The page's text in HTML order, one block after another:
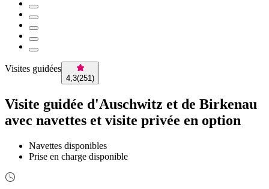
Visites guidées
4,3(251)
Visite guidée d'Auschwitz et de Birkenau
avec navettes et visite privée en option
Navettes disponibles
Prise en charge disponible